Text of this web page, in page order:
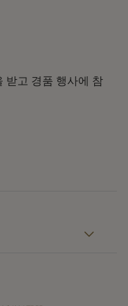
받고 경품 행사에 참